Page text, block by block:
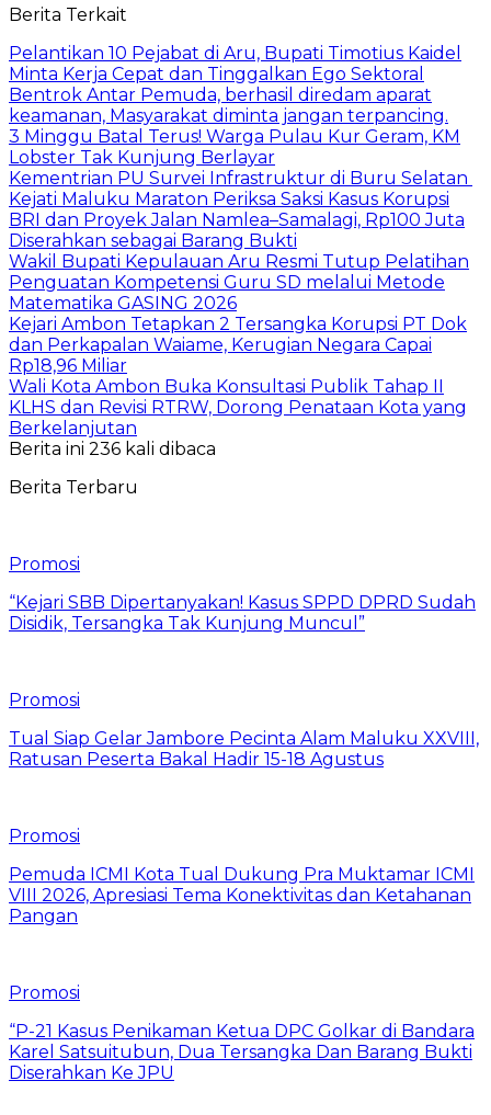
Berita Terkait
Pelantikan 10 Pejabat di Aru, Bupati Timotius Kaidel
Minta Kerja Cepat dan Tinggalkan Ego Sektoral
Bentrok Antar Pemuda, berhasil diredam aparat
keamanan, Masyarakat diminta jangan terpancing.
3 Minggu Batal Terus! Warga Pulau Kur Geram, KM
Lobster Tak Kunjung Berlayar
Kementrian PU Survei Infrastruktur di Buru Selatan
Kejati Maluku Maraton Periksa Saksi Kasus Korupsi
BRI dan Proyek Jalan Namlea–Samalagi, Rp100 Juta
Diserahkan sebagai Barang Bukti
Wakil Bupati Kepulauan Aru Resmi Tutup Pelatihan
Penguatan Kompetensi Guru SD melalui Metode
Matematika GASING 2026
Kejari Ambon Tetapkan 2 Tersangka Korupsi PT Dok
dan Perkapalan Waiame, Kerugian Negara Capai
Rp18,96 Miliar
Wali Kota Ambon Buka Konsultasi Publik Tahap II
KLHS dan Revisi RTRW, Dorong Penataan Kota yang
Berkelanjutan
Berita ini 236 kali dibaca
Berita Terbaru
Promosi
“Kejari SBB Dipertanyakan! Kasus SPPD DPRD Sudah
Disidik, Tersangka Tak Kunjung Muncul”
Promosi
Tual Siap Gelar Jambore Pecinta Alam Maluku XXVIII,
Ratusan Peserta Bakal Hadir 15-18 Agustus
Promosi
Pemuda ICMI Kota Tual Dukung Pra Muktamar ICMI
VIII 2026, Apresiasi Tema Konektivitas dan Ketahanan
Pangan
Promosi
“P-21 Kasus Penikaman Ketua DPC Golkar di Bandara
Karel Satsuitubun, Dua Tersangka Dan Barang Bukti
Diserahkan Ke JPU